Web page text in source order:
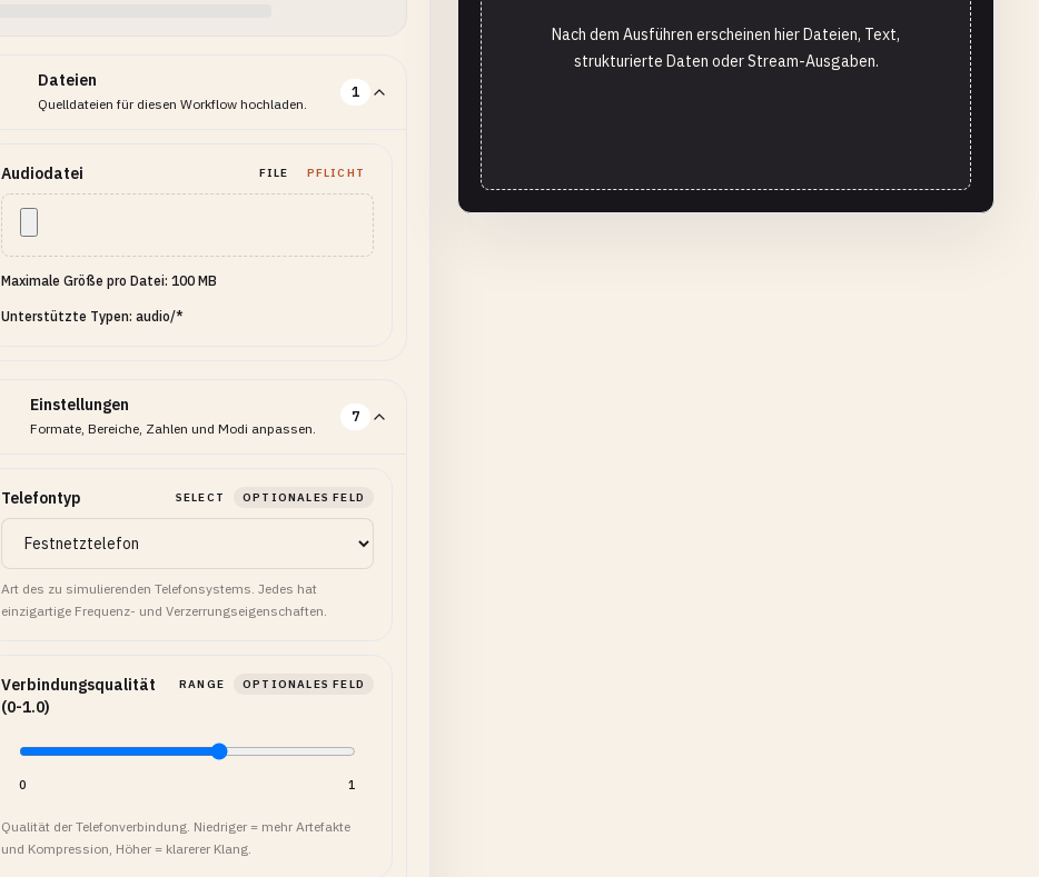
Dateien
Quelldateien für diesen Workflow hochladen.
1
Audiodatei FILE PFLICHT
Maximale Größe pro Datei: 100 MB
Unterstützte Typen: audio/*
Einstellungen
Formate, Bereiche, Zahlen und Modi anpassen.
7
Telefontyp SELECT OPTIONALES FELD
Art des zu simulierenden Telefonsystems. Jedes hat
einzigartige Frequenz- und Verzerrungseigenschaften.
Verbindungsqualität
(0-1.0)
RANGE OPTIONALES FELD
0 1
Qualität der Telefonverbindung. Niedriger = mehr Artefakte
und Kompression, Höher = klarerer Klang.
Nach dem Ausführen erscheinen hier Dateien, Text,
strukturierte Daten oder Stream-Ausgaben.